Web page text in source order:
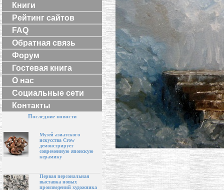
Книги
Рейтинг сайтов
FAQ
Обратная связь
Форум
Гостевая книга
О нас
Социальные сети
Контакты
Последние новости
Музей азиатского
искусства Crow
демонстрирует
современную японскую
керамику
Первая персональная
выставка новых
произведений художника